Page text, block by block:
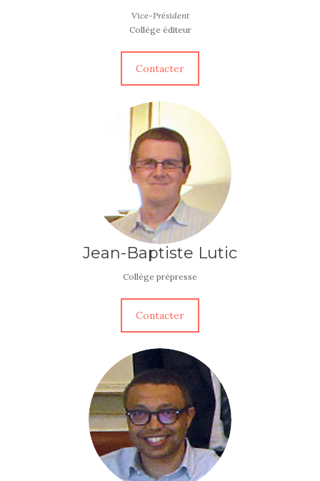
Vice-Président
Collège éditeur
Contacter
Jean-Baptiste Lutic
Collège prépresse
Contacter